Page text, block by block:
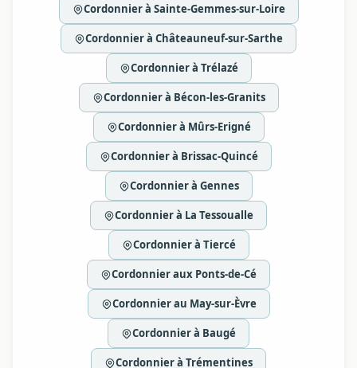
Cordonnier à Sainte-Gemmes-sur-Loire
Cordonnier à Châteauneuf-sur-Sarthe
Cordonnier à Trélazé
Cordonnier à Bécon-les-Granits
Cordonnier à Mûrs-Erigné
Cordonnier à Brissac-Quincé
Cordonnier à Gennes
Cordonnier à La Tessoualle
Cordonnier à Tiercé
Cordonnier aux Ponts-de-Cé
Cordonnier au May-sur-Èvre
Cordonnier à Baugé
Cordonnier à Trémentines